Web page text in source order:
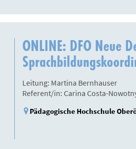
ONLINE: DFO Neue
Leitung: Martina Bernhauser
Referent/in: Carina Costa-
Pädagogische Hochschule